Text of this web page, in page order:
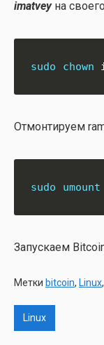
imatveyна
sudo chown
Отмон­ти­ру­ем
sudo umount
Запус­ка­ем
Метки bitcoin, Linux,
Linux